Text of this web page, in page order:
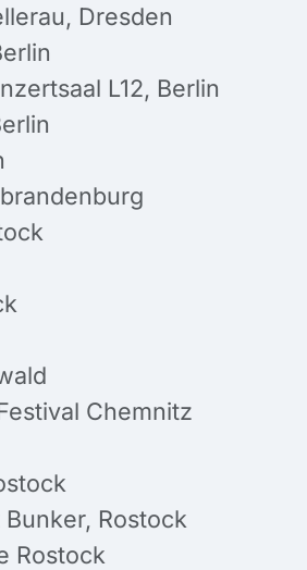
Dresden
L12, Berlin
Chemnitz
Rostock
Rostock